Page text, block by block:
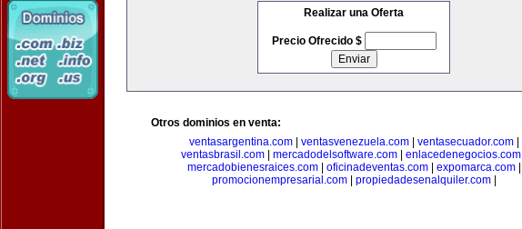
Realizar una Oferta
Precio Ofrecido $
Otros dominios en venta:
ventasargentina.com| ventasvenezuela.com| ventasecuador.com|
ventasbrasil.com
mercadodelsoftware.com enlacedenegocios.com
mercadobienesraices.com| oficinadeventas.com| expomarca.com|
promocionempresarial.com| propiedadesenalquiler.com|